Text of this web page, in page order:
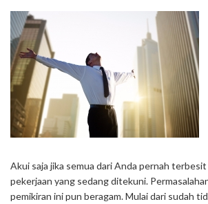
Akui saja jika semua dari Anda pernah
pekerjaan yang sedang ditekuni.
pemikiran ini pun beragam. Mulai dari sudah